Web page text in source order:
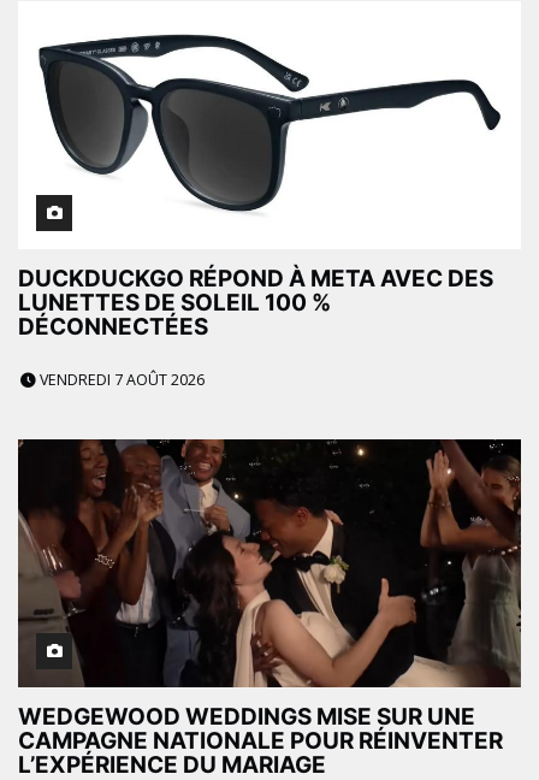
DUCKDUCKGO RÉPOND À META AVEC DES
LUNETTES DE SOLEIL 100 %
DÉCONNECTÉES
VENDREDI 7 AOÛT 2026
WEDGEWOOD WEDDINGS MISE SUR UNE
CAMPAGNE NATIONALE POUR RÉINVENTER
L’EXPÉRIENCE DU MARIAGE